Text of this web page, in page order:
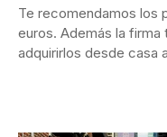
Te recomendamos los
euros. Además la
adquirirlos desde casa